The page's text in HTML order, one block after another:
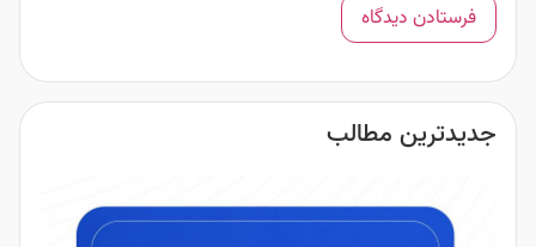
جدیدترین مطالب